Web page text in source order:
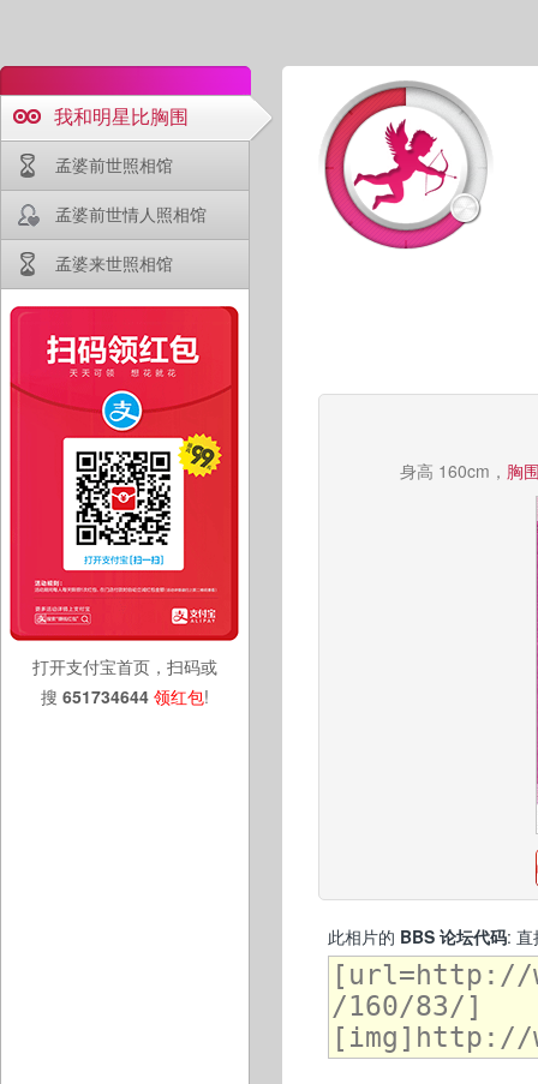
我和明星比胸围
孟婆前世照相馆
孟婆前世情人照相馆
孟婆来世照相馆
打开支付宝首页，扫码或
搜 651734644 领红包!
身高 160cm， 胸
此相片的 BBS 论坛代码: 直